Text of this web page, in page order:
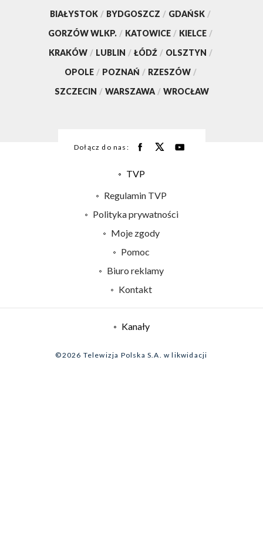
BIAŁYSTOK / BYDGOSZCZ / GDAŃSK /
GORZÓW WLKP. / KATOWICE / KIELCE /
KRAKÓW / LUBLIN / ŁÓDŹ / OLSZTYN /
OPOLE / POZNAŃ / RZESZÓW /
SZCZECIN / WARSZAWA / WROCŁAW
Dołącz do nas:
TVP
Centrum informacji TVP
Naziemna Telewizja Cyfrowa
Biuro Reklamy
Regulamin TVP
Polityka prywatności
Moje zgody
Pomoc
Biuro reklamy
Kontakt
Kanały
©2026 Telewizja Polska S.A. w likwidacji